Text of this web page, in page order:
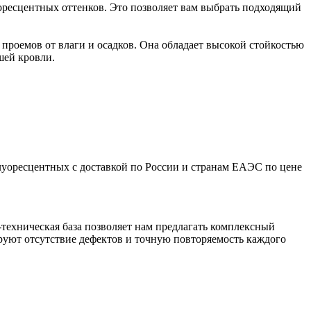
оттенков. Это позволяет вам выбрать подходящий
от влаги и осадков. Она обладает высокой стойкостью
кровли.
с доставкой по России и странам ЕАЭС по цене
база позволяет нам предлагать комплексный
отсутствие дефектов и точную повторяемость каждого